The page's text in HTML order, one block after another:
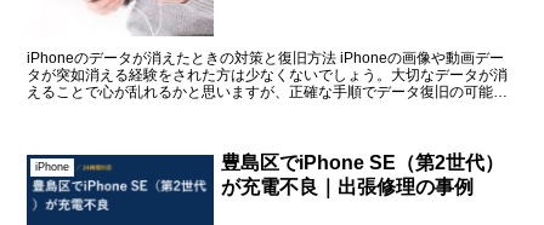
iPhoneのデータが消えたときの対策と復旧方法 iPhoneの画像や動画デー
タが突如消える経験をされた方は少なくないでしょう。大切なデータが消
えることで心が乱れるかと思いますが、正確な手順でデータ復旧の可能性
iPhone
豊島区でiPhone SE（第2世代）
が充電不良｜出張修理の事例